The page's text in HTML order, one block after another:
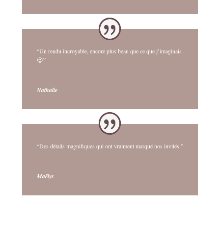
“Un rendu incroyable, encore plus beau que ce que j’imaginais
😍”
Nathalie
“Des détails magnifiques qui ont vraiment marqué nos invités.”
Maëlys